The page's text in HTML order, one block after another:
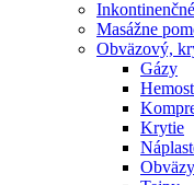
Masážne
Obväzový,
Gázy
Krytie
Obväzy